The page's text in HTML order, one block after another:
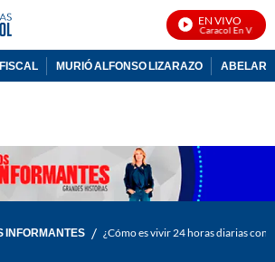
EN VIVO
Noticias Caracol En Vivo
MURIÓ ALFONSO LIZARAZO
INFORMANTES / ¿Cómo es vivir 24 horas diarias con